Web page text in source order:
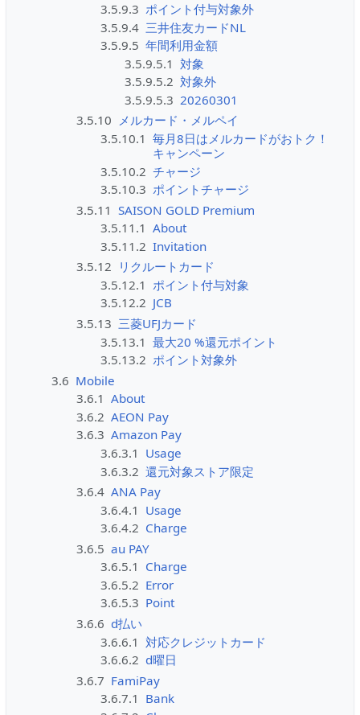
3.5.9.3 ポイント付与対象外
3.5.9.4 三井住友カードNL
3.5.9.5 年間利用金額
3.5.9.5.1 対象
3.5.9.5.2 対象外
3.5.9.5.3 20260301
3.5.10 メルカード・メルペイ
3.5.10.1 毎月8日はメルカードがおトク！
キャンペーン
3.5.10.2 チャージ
3.5.10.3 ポイントチャージ
3.5.11 SAISON GOLD Premium
3.5.11.1 About
3.5.11.2 Invitation
3.5.12 リクルートカード
3.5.12.1 ポイント付与対象
3.5.12.2 JCB
3.5.13 三菱UFJカード
3.5.13.1 最大20 %還元ポイント
3.5.13.2 ポイント対象外
3.6 Mobile
3.6.1 About
3.6.2 AEON Pay
3.6.3 Amazon Pay
3.6.3.1 Usage
3.6.3.2 還元対象ストア限定
3.6.4 ANA Pay
3.6.4.1 Usage
3.6.4.2 Charge
3.6.5 au PAY
3.6.5.1 Charge
3.6.5.2 Error
3.6.5.3 Point
3.6.6 d払い
3.6.6.1 対応クレジットカード
3.6.6.2 d曜日
3.6.7 FamiPay
3.6.7.1 Bank